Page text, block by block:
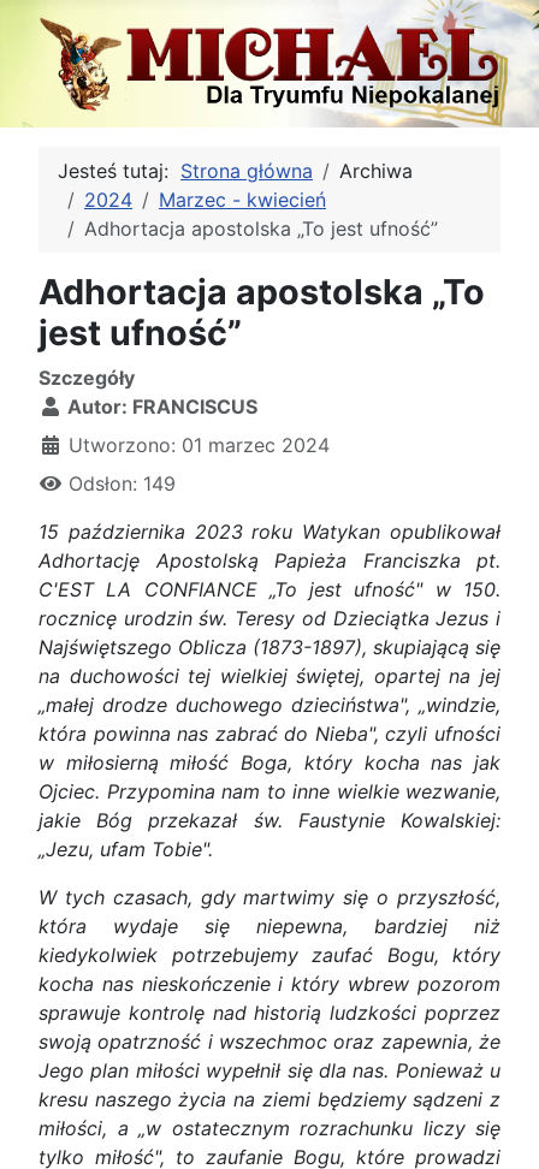
Jesteś tutaj: Strona główna
Archiwa
2024
Marzec - kwiecień
Adhortacja apostolska „To jest ufność”
Adhortacja apostolska „To
jest ufność”
Szczegóły
Autor: FRANCISCUS
Utworzono: 01 marzec 2024
Odsłon: 149
15 października 2023 roku Watykan opublikował
Adhortację Apostolską Papieża Franciszka pt.
C'EST LA CONFIANCE „To jest ufność" w 150.
rocznicę urodzin św. Teresy od Dzieciątka Jezus i
Najświętszego Oblicza (1873-1897), skupiającą się
na duchowości tej wielkiej świętej, opartej na jej
„małej drodze duchowego dzieciństwa", „windzie,
która powinna nas zabrać do Nieba", czyli ufności
w miłosierną miłość Boga, który kocha nas jak
Ojciec. Przypomina nam to inne wielkie wezwanie,
jakie Bóg przekazał św. Faustynie Kowalskiej:
„Jezu, ufam Tobie".
W tych czasach, gdy martwimy się o przyszłość,
która wydaje się niepewna, bardziej niż
kiedykolwiek potrzebujemy zaufać Bogu, który
kocha nas nieskończenie i który wbrew pozorom
sprawuje kontrolę nad historią ludzkości poprzez
swoją opatrzność i wszechmoc oraz zapewnia, że
Jego plan miłości wypełnił się dla nas. Ponieważ u
kresu naszego życia na ziemi będziemy sądzeni z
miłości, a „w ostatecznym rozrachunku liczy się
tylko miłość", to zaufanie Bogu, które prowadzi